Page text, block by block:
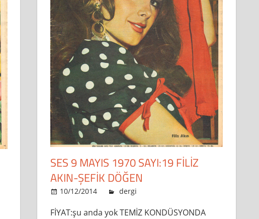
SES 9 MAYIS 1970 SAYI:19 FİLİZ
AKIN-ŞEFİK DÖĞEN
10/12/2014 admin
dergi
FİYAT:şu anda yok TEMİZ KONDÜSYONDA